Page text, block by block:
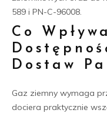
589 i PN-C-96008.
Co
Dostaw
Gaz ziemny wymaga
dociera praktycznie